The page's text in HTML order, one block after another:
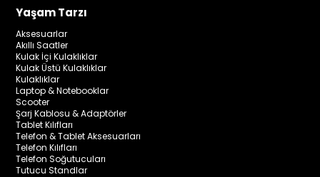
Yaşam Tarzı
Aksesuarlar
Akıllı Saatler
Kulak İçi Kulaklıklar
Kulak Üstü Kulaklıklar
Kulaklıklar
Laptop & Notebooklar
Scooter
Şarj Kablosu & Adaptörler
Tablet Kılıfları
Telefon & Tablet Aksesuarları
Telefon Kılıfları
Telefon Soğutucuları
Tutucu Standlar